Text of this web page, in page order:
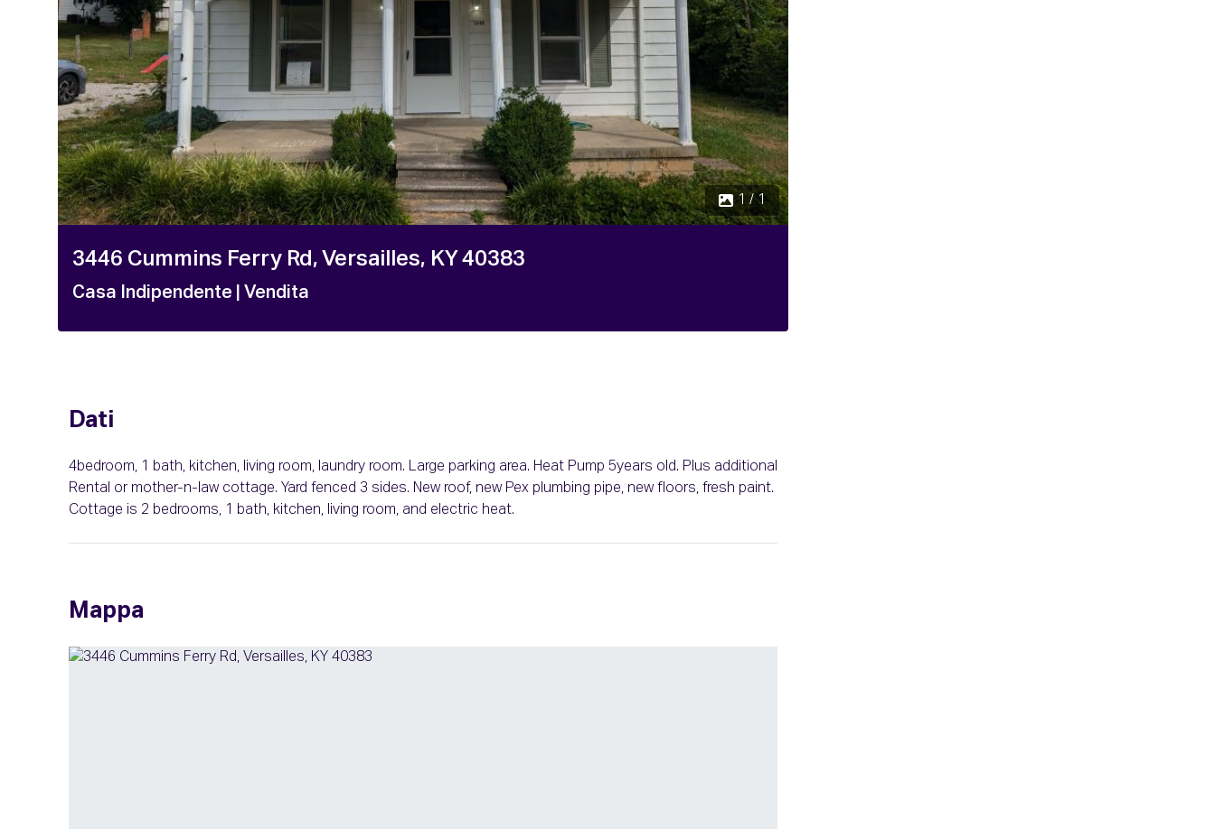
1 / 1
3446 Cummins Ferry Rd, Versailles, KY 40383
Casa Indipendente | Vendita
Dati
4bedroom, 1 bath, kitchen, living room, laundry room. Large parking area. Heat Pump 5years old. Plus additional
Rental or mother-n-law cottage. Yard fenced 3 sides. New roof, new Pex plumbing pipe, new floors, fresh paint.
Cottage is 2 bedrooms, 1 bath, kitchen, living room, and electric heat.
Mappa